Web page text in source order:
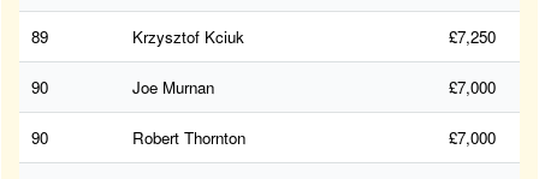
89 Krzysztof Kciuk £7,250
90 Joe Murnan £7,000
90 Robert Thornton £7,000